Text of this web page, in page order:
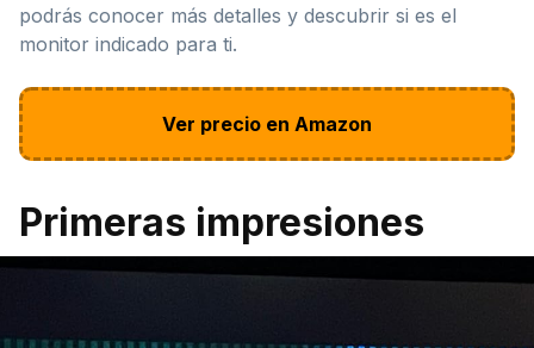
podrás conocer más detalles y descubrir si es el
monitor indicado para ti.
Ver precio en Amazon
Primeras impresiones